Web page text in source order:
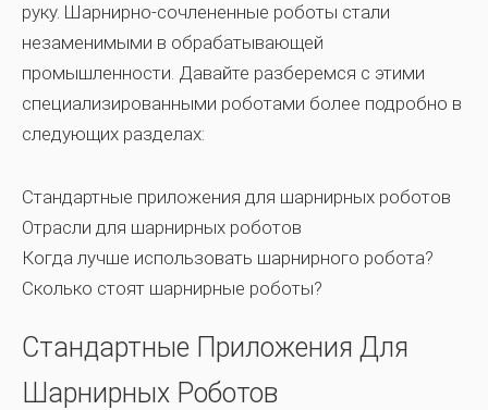
руку. Шарнирно-сочлененные роботы стали
незаменимыми в обрабатывающей
промышленности. Давайте разберемся с этими
специализированными роботами более подробно в
следующих разделах:
Стандартные приложения для шарнирных роботов
Отрасли для шарнирных роботов
Когда лучше использовать шарнирного робота?
Сколько стоят шарнирные роботы?
Стандартные Приложения Для
Шарнирных Роботов